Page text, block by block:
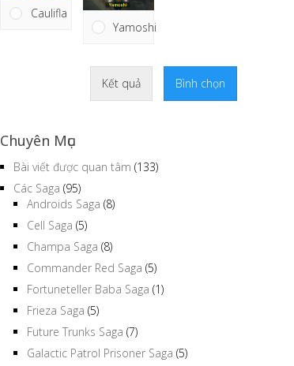
Caulifla
Yamoshi
Kết quả Bình chọn
Chuyên Mục
Bài viết được quan tâm (133)
Các Saga (95)
Androids Saga (8)
Cell Saga (5)
Champa Saga (8)
Commander Red Saga (5)
Fortuneteller Baba Saga (1)
Frieza Saga (5)
Future Trunks Saga (7)
Galactic Patrol Prisoner Saga (5)